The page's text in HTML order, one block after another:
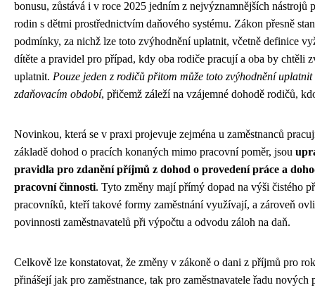
bonusu, zůstává i v roce 2025 jedním z nejvýznamnějších nástrojů
rodin s dětmi prostřednictvím daňového systému. Zákon přesně
podmínky, za nichž lze toto zvýhodnění uplatnit, včetně definice
dítěte a pravidel pro případ, kdy oba rodiče pracují a oba by chtěli
uplatnit. Pouze jeden z rodičů přitom může toto zvýhodnění uplatnit
zdaňovacím období, přičemž záleží na vzájemné dohodě rodičů,
Novinkou, která se v praxi projevuje zejména u zaměstnanců
základě dohod o pracích konaných mimo pracovní poměr, jsou
pravidla pro zdanění příjmů z dohod o provedení práce a
pracovní činnosti. Tyto změny mají přímý dopad na výši čistého
pracovníků, kteří takové formy zaměstnání využívají, a zároveň
povinnosti zaměstnavatelů při výpočtu a odvodu záloh na daň.
Celkově lze konstatovat, že změny v zákoně o dani z příjmů pro
přinášejí jak pro zaměstnance, tak pro zaměstnavatele řadu nových